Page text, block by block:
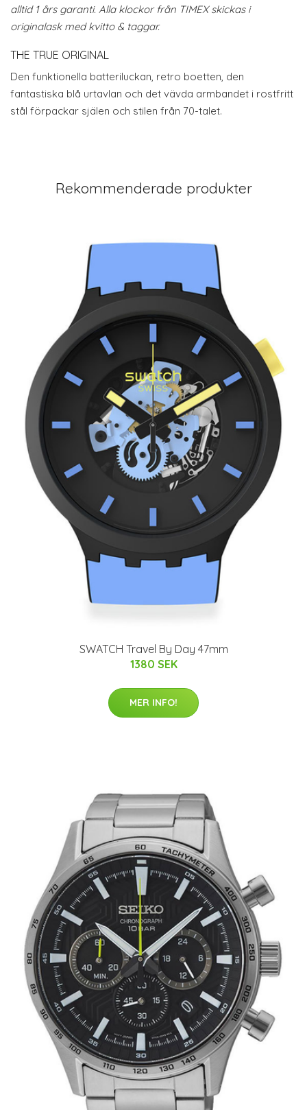
alltid 1 års garanti. Alla klockor från TIMEX skickas i
originalask med kvitto & taggar.
THE TRUE ORIGINAL
Den funktionella batteriluckan, retro boetten, den
fantastiska blå urtavlan och det vävda armbandet i rostfritt
stål förpackar själen och stilen från 70-talet.
Rekommenderade produkter
SWATCH Travel By Day 47mm
1380 SEK
MER INFO!